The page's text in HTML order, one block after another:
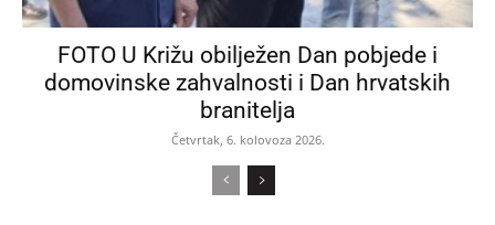
FOTO U Križu obilježen Dan pobjede i
domovinske zahvalnosti i Dan hrvatskih
branitelja
Četvrtak, 6. kolovoza 2026.